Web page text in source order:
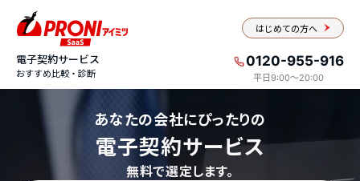
はじめての方へ
電子契約サービス
おすすめ比較・診断
0120-955-916
平日9:00〜20:00
あなたの会社にぴったりの
電子契約サービス
無料で選定します。